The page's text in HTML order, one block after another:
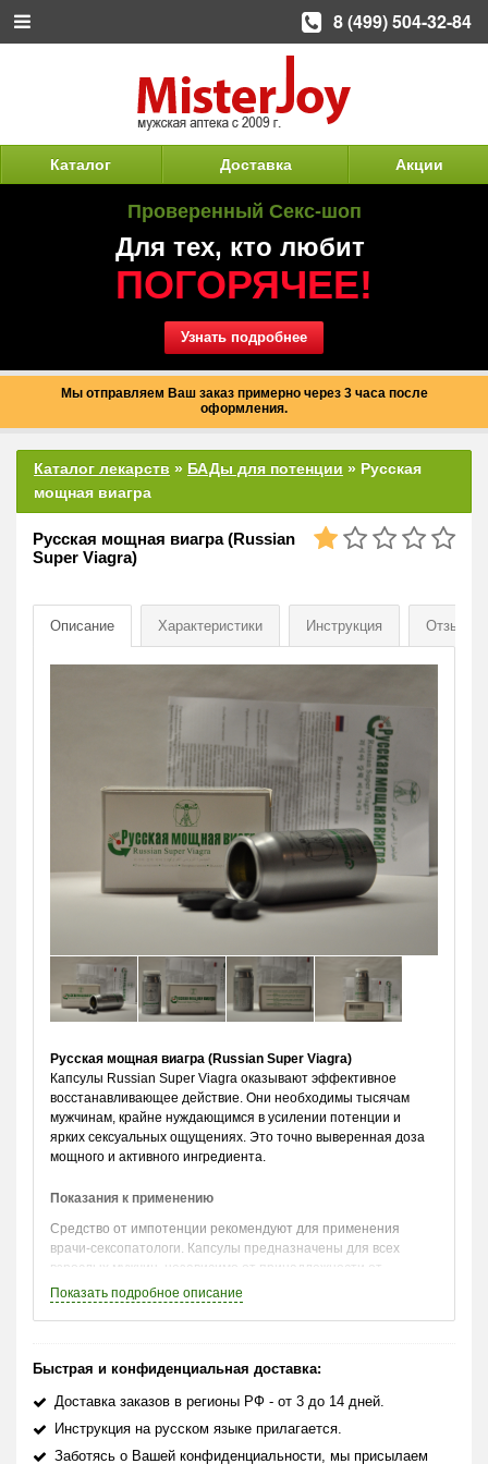
Каталог Доставка Акции
Проверенный Секс-шоп
Для тех, кто любит
ПОГОРЯЧЕЕ!
Узнать подробнее
Мы отправляем Ваш заказ примерно через 3 часа после
оформления.
Каталог лекарств » БАДы для потенции » Русская
мощная виагра
Русская мощная виагра (Russian
Super Viagra)
Описание Характеристики Инструкция Отзывы
Русская мощная виагра (Russian Super Viagra)
Капсулы Russian Super Viagra оказывают эффективное
восстанавливающее действие. Они необходимы тысячам
мужчинам, крайне нуждающимся в усилении потенции и
ярких сексуальных ощущениях. Это точно выверенная доза
мощного и активного ингредиента.
Показания к применению
Средство от импотенции рекомендуют для применения
врачи-сексопатологи. Капсулы предназначены для всех
взрослых мужчин, независимо от принадлежности от
определенной возрастной группы:
· Для лечения половых дисфункций и их профилактики,
· Для повышения ощущений во время интимной
близости, усиления оргазма и устранения преждевременной
· Для снятия психологического напряжения перед
Показать подробное описание
Быстрая и конфиденциальная доставка:
Доставка заказов в регионы РФ - от 3 до 14 дней.
Инструкция на русском языке прилагается.
Заботясь о Вашей конфиденциальности, мы присылаем
8 (499) 504-32-84